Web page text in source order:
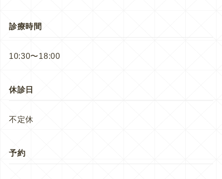
診療時間
10:30〜18:00
休診日
不定休
予約